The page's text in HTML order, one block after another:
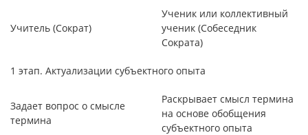
Учитель (Сократ)
Ученик или коллективный
ученик (Собеседник
Сократа)
1 этап. Актуализации субъектного опыта
Задает вопрос о смысле
термина
Раскрывает смысл термина
на основе обобщения
субъектного опыта